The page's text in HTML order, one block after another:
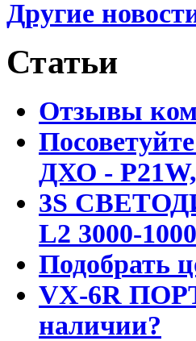
Другие
Статьи
Отзывы
ДХО - P21W,
3S
L2 3000-
Подобрать
VX-6R
наличии?